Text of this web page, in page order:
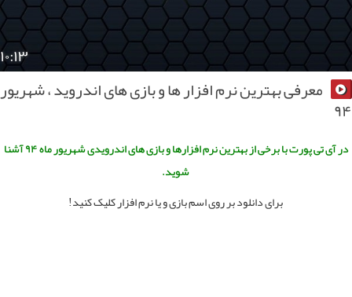
۱۰:۱۳
معرفی بهترین نرم افزار ها و بازی های اندروید ، شهریور
در آی تی پورت با برخی از بهترین نرم افزارها و بازی های اندرویدی شهریور ماه ۹۴ آشنا
شوید.
برای دانلود بر روی اسم بازی و یا نرم افزار کلیک کنید!